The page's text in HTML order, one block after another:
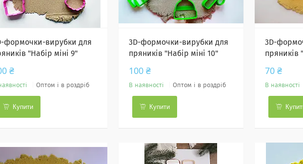
формочки-вирубки для
"Набір міні 9"
₴
Оптом і в роздріб
Купити
3D-формочки-вирубки для
пряників "Набір міні 10"
100 ₴
В наявності Оптом і в роздріб
Купити
3D-
пряників
70 ₴
В наявності